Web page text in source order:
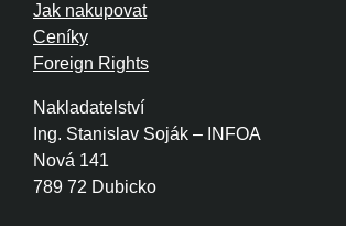
Nakladatelství
Ing. Stanislav Soják – INFOA
Nová 141
789 72 Dubicko
Jak nakupovat
Ceníky
Foreign Rights